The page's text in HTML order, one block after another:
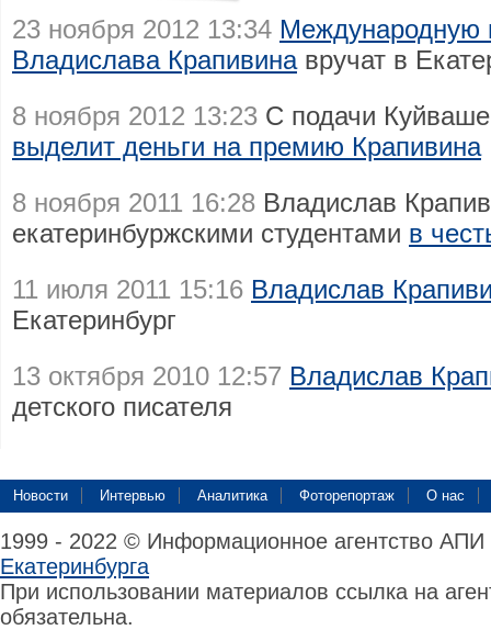
23 ноября 2012 13:34 Международную
Владислава Крапивинавручат в
8 ноября 2012 13:23 С подачи
выделит деньги на премию Крапивина
8 ноября 2011 16:28 Владислав
екатеринбуржскими студентами в
11 июля 2011 15:16 Владислав
Екатеринбург
13 октября 2010 12:57 Владислав
детского писателя
Новости Интервью Аналитика Фоторепортаж О нас
1999 - 2022 © Информационное агентство
Екатеринбурга
При использовании материалов ссылка на
обязательна.